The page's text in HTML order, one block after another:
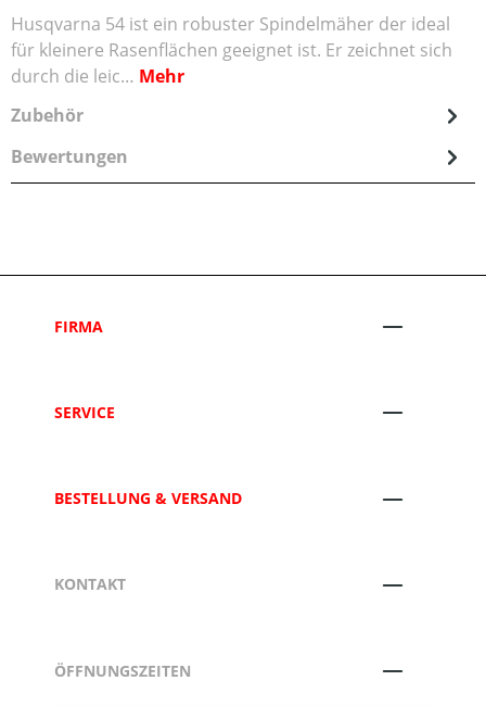
Husqvarna 54 ist ein robuster Spindelmäher der ideal
für kleinere Rasenflächen geeignet ist. Er zeichnet sich
durch die leic… Mehr
Zubehör
Bewertungen
FIRMA
SERVICE
BESTELLUNG & VERSAND
KONTAKT
ÖFFNUNGSZEITEN